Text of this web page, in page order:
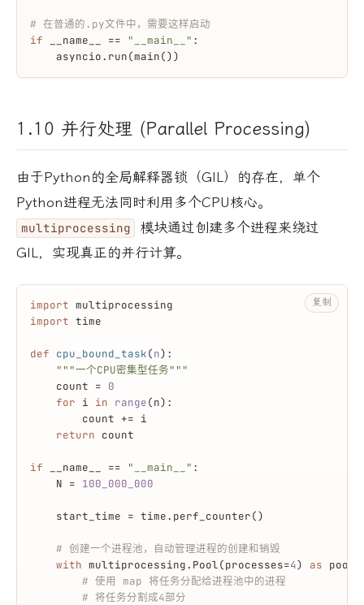
# 在普通的.py文件中，需要这样启动
if __name__ == "__main__" :
    asyncio.run(main())
1.10 并行处理 (Parallel Processing)
由于Python的全局解释器锁（GIL）的存在，单个
Python进程无法同时利用多个CPU核心。
multiprocessing
模块通过创建多个进程来绕过
GIL，实现真正的并行计算。
import multiprocessing
import time
def cpu_bound_task(n):
"""一个CPU密集型任务"""
    count =
0
for i in range(n):
        count += i
return count
if __name__ == "__main__" :
    N =
100_000_000
    start_time = time.perf_counter()
# 创建一个进程池，自动管理进程的创建和销毁
with multiprocessing.Pool(processes=4) as pool:
# 使用 map 将任务分配给进程池中的进程
# 将任务分割成4部分
复制